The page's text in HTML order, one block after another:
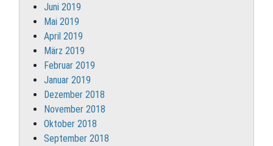
Juni 2019
Mai 2019
April 2019
März 2019
Februar 2019
Januar 2019
Dezember 2018
November 2018
Oktober 2018
September 2018